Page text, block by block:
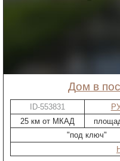
дом в
ID-553831
25 км от МКАД
"под ключ"